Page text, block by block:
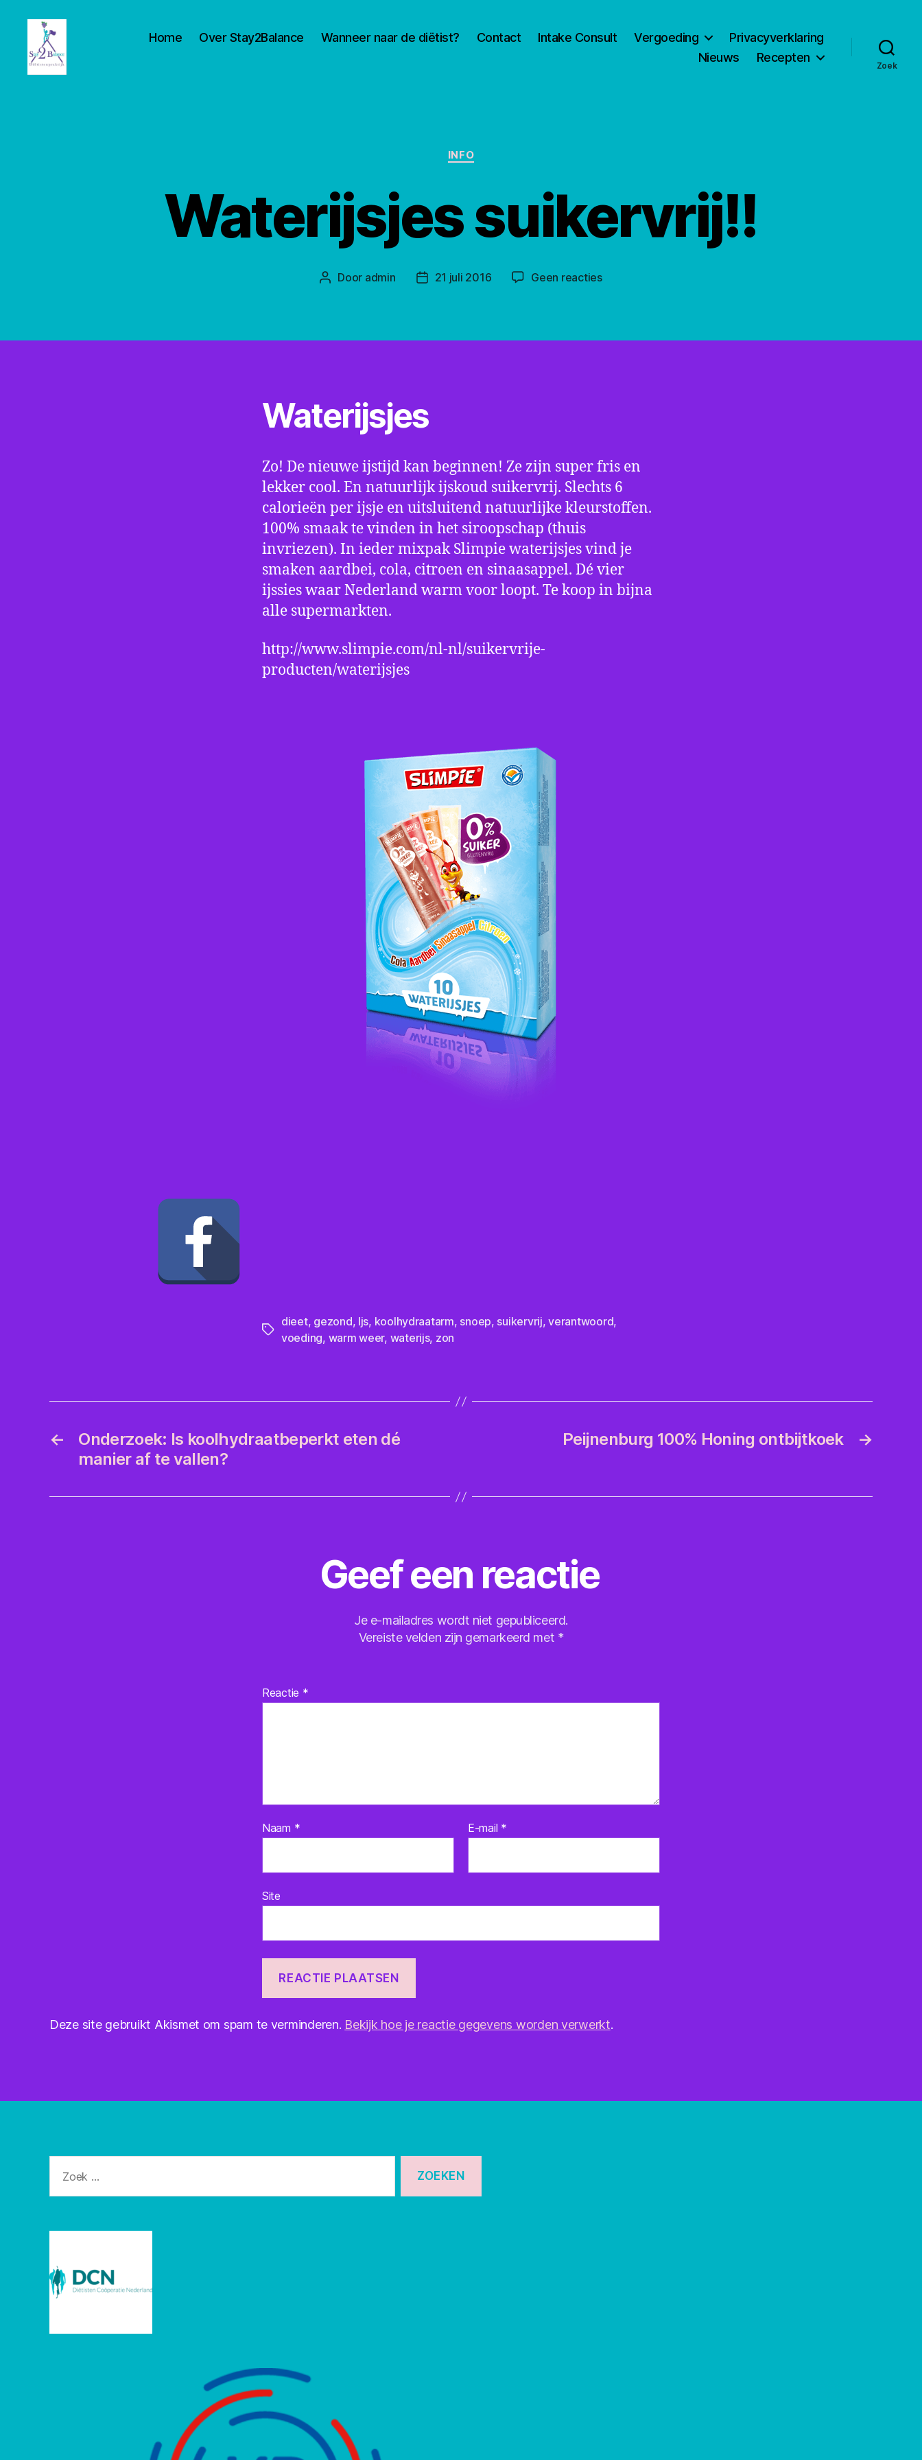
Home Over Stay2Balance Wanneer naar de diëtist? Contact Intake Consult Vergoeding
Privacyverklaring
Nieuws
Recepten
Zoek
Categorieën
INFO
Waterijsjes suikervrij!!
Berichtauteur
Door admin Berichtdatum
21 juli 2016 Geen reactiesop
Waterijsjes
Zo! De nieuwe ijstijd kan beginnen! Ze zijn super fris en
lekker cool. En natuurlijk ijskoud suikervrij. Slechts 6
calorieën per ijsje en uitsluitend natuurlijke kleurstoffen.
100% smaak te vinden in het siroopschap (thuis
invriezen). In ieder mixpak Slimpie waterijsjes vind je
smaken aardbei, cola, citroen en sinaasappel. Dé vier
ijssies waar Nederland warm voor loopt. Te koop in bijna
alle supermarkten.
http://www.slimpie.com/nl-nl/suikervrije-
producten/waterijsjes
Tags
dieet, gezond, Ijs, koolhydraatarm, snoep, suikervrij,verantwoord,
voeding, warm weer, waterijs, zon
←
Onderzoek: Is koolhydraatbeperkt eten dé
manier af te vallen?
→
Peijnenburg 100% Honing ontbijtkoek
Geef een reactie
Je e-mailadres wordt niet gepubliceerd.
Vereiste velden zijn gemarkeerd met *
Reactie *
Naam * E-mail *
Site
Deze site gebruikt Akismet om spam te verminderen. Bekijk hoe je reactie gegevens worden verwerkt.
naar: